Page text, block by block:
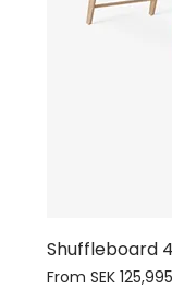
Shuffleboard
FromSEK
Sale Price